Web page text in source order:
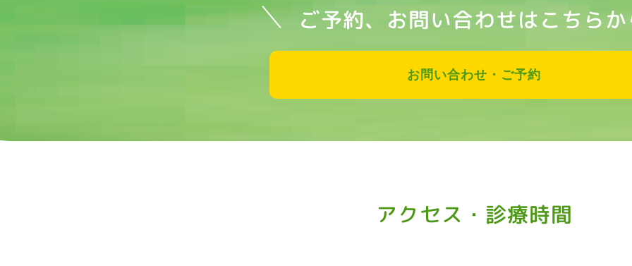
ご予約、お問い合わせはこちら
お問い合わせ・ご予約
アクセス・診療時間